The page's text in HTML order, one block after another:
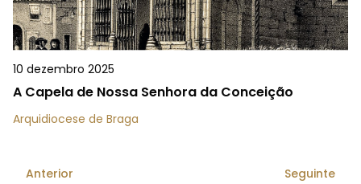
10 dezembro 2025
A Capela de Nossa Senhora da Conceição
Arquidiocese de Braga
Anterior Seguinte